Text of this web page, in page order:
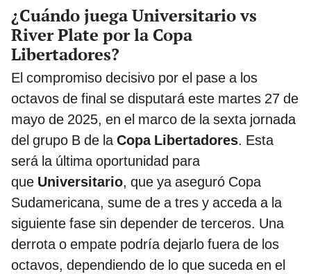
¿Cuándo juega Universitario vs
River Plate por la Copa
Libertadores?
El compromiso decisivo por el pase a los
octavos de final se disputará este martes 27 de
mayo de 2025, en el marco de la sexta jornada
del grupo B de la Copa Libertadores. Esta
será la última oportunidad para
que Universitario, que ya aseguró Copa
Sudamericana, sume de a tres y acceda a la
siguiente fase sin depender de terceros. Una
derrota o empate podría dejarlo fuera de los
octavos, dependiendo de lo que suceda en el